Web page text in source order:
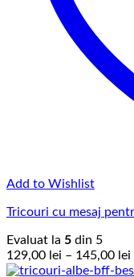
Add to Wishlist
Tricouri cu mesaj
Evaluat la 5 din 5
129,00 lei – 145,00 lei